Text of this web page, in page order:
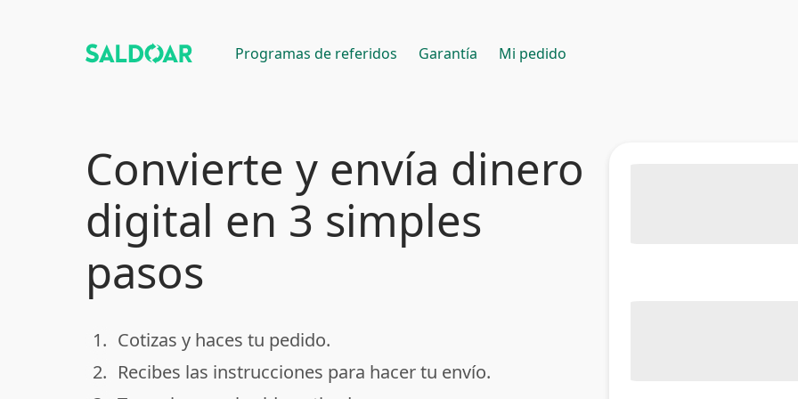
Programas de referidos Garantía Mi pedido
Convierte y envía dinero
digital en 3 simples
pasos
done
1. Cotizas y haces tu pedido.
done
2. Recibes las instrucciones para hacer tu envío.